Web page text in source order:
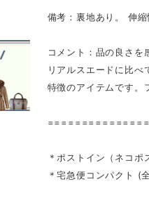
備考：裏地あり。 伸
コメント：品の良さを
リアルスエードに比
特徴のアイテムです。
＊ポストイン（ネコ
＊宅急便コンパクト (